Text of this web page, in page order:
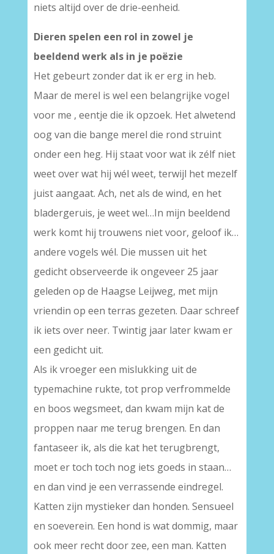
niets altijd over de drie-eenheid.
Dieren spelen een rol in zowel je
beeldend werk als in je poëzie
Het gebeurt zonder dat ik er erg in heb.
Maar de merel is wel een belangrijke vogel
voor me , eentje die ik opzoek. Het alwetend
oog van die bange merel die rond struint
onder een heg. Hij staat voor wat ik zélf niet
weet over wat hij wél weet, terwijl het mezelf
juist aangaat. Ach, net als de wind, en het
bladergeruis, je weet wel…In mijn beeldend
werk komt hij trouwens niet voor, geloof ik…
andere vogels wél. Die mussen uit het
gedicht observeerde ik ongeveer 25 jaar
geleden op de Haagse Leijweg, met mijn
vriendin op een terras gezeten. Daar schreef
ik iets over neer. Twintig jaar later kwam er
een gedicht uit.
Als ik vroeger een mislukking uit de
typemachine rukte, tot prop verfrommelde
en boos wegsmeet, dan kwam mijn kat de
proppen naar me terug brengen. En dan
fantaseer ik, als die kat het terugbrengt,
moet er toch toch nog iets goeds in staan…
en dan vind je een verrassende eindregel.
Katten zijn mystieker dan honden. Sensueel
en soeverein. Een hond is wat dommig, maar
ook meer recht door zee, een man. Katten